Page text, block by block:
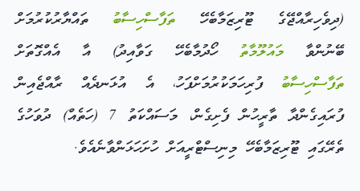
(ދިވެހިރާއްޖޭގެ ޓޫރިޒަމާބެހޭ ތަފާސްހިސާބު ތައްޔާރުކުރުމަށް
ބޭނުންވާމައުލޫމާތު ހޯދުމާބެހޭ ގަވާއިދު) އާ އެއްގޮތަށް
ތަފާސްހިސާބު ފުރިހަމަކުރުމަށްފަހު، އެ އުޅަނދެއް ރާއްޖެއިން
ފުރައިގެންދާ ތާރީހުން ފެށިގެން، މަސައްކަތު 7 (ހަތެއް) ދުވަހުގެ
ތެރޭގައި ޓޫރިޒަމާބެހޭ މިނިސްޓްރީއަށް ހުށަހަޅަންވާނެއެވެ.